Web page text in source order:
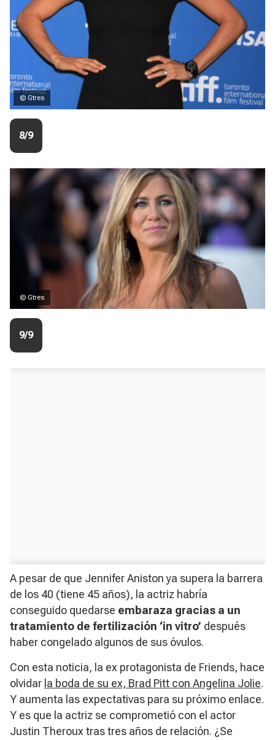
© Gtres
8/9
© Gtres
9/9
A pesar de que Jennifer Aniston ya supera la barrera
de los 40 (tiene 45 años), la actriz habría
conseguido quedarse embaraza gracias a un
tratamiento de fertilización ‘in vitro’ después
haber congelado algunos de sus óvulos.
Con esta noticia, la ex protagonista de Friends, hace
olvidar la boda de su ex, Brad Pitt con Angelina Jolie.
Y aumenta las expectativas para su próximo enlace.
Y es que la actriz se comprometió con el actor
Justin Theroux tras tres años de relación. ¿Se